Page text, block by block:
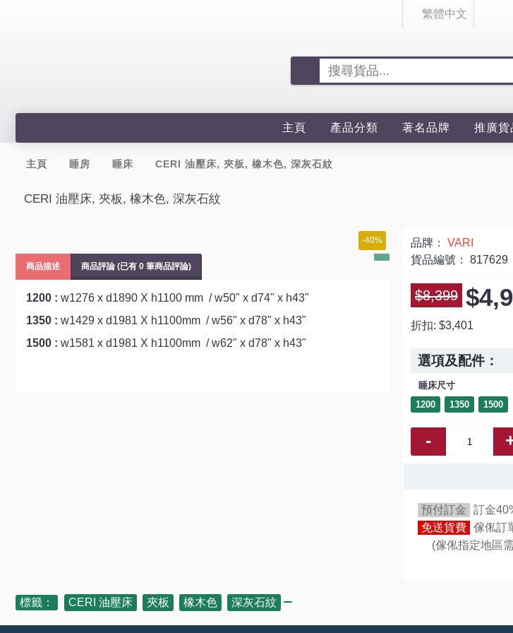
繁體中文
主頁 產品分類 著名品牌 推廣貨
主頁 睡房 睡床 CERI 油壓床, 夾板, 橡木色, 深灰石紋
CERI 油壓床, 夾板, 橡木色, 深灰石紋
-40%
商品描述 商品評論 (已有 0 筆商品評論)
1200 : w1276 x d1890 X h1100 mm / w50" x d74" x h43"
1350 : w1429 x d1981 X h1100mm / w56" x d78" x h43"
1500 : w1581 x d1981 X h1100mm / w62" x d78" x h43"
品牌： VARI
貨品編號： 817629
$8,399
折扣: $3,401
選項及配件：
睡床尺寸
1200
1350 1500
-
預付訂金
訂金
免送貨費 傢俬訂
(傢俬指定地區
標籤： CERI 油壓床 夾板 橡木色 深灰石紋